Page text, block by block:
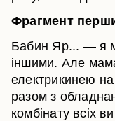
Фрагмент
Бабин Яр... — я
іншими. Але
електрикинею
разом з
комбінату всіх